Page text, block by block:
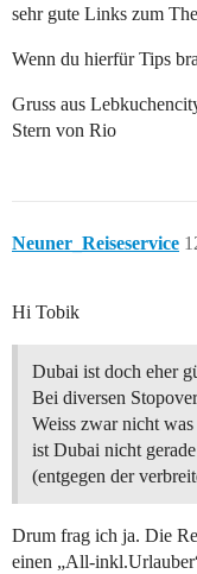
sehr gute Links zum
Wenn du hierfür Tips
Gruss aus
Stern von Rio
Neuner_Reiseservice
Hi Tobik
Dubai ist doch eher
Bei diversen
Weiss zwar nicht
ist Dubai nicht
(entgegen der
Drum frag ich ja. Die
einen „All-